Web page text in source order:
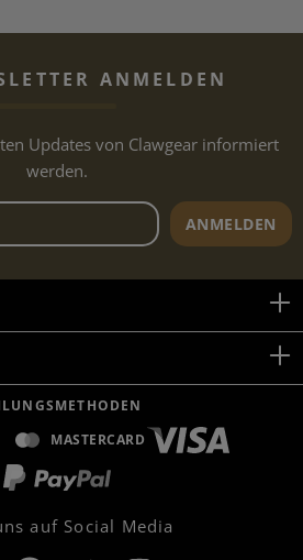
ANMELDEN
Updates von Clawgear informiert
werden.
Newsletter E-Mail-Adresse
ANMELDEN
MASTERCARD
auf Social Media